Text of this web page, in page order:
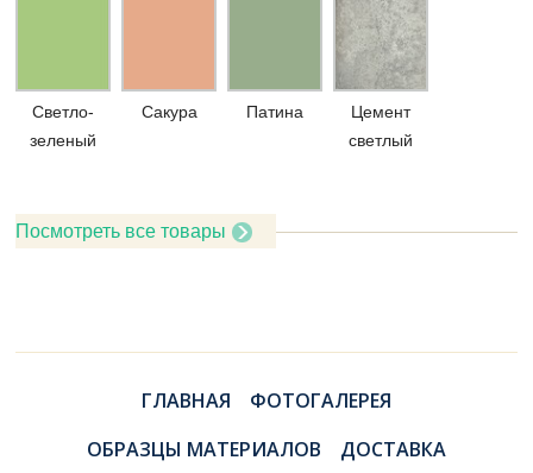
Светло-
зеленый
Сакура Патина
Цемент
светлый
Посмотреть все товары
ГЛАВНАЯ
ФОТОГАЛЕРЕЯ
ОБРАЗЦЫ МАТЕРИАЛОВ
ДОСТАВКА